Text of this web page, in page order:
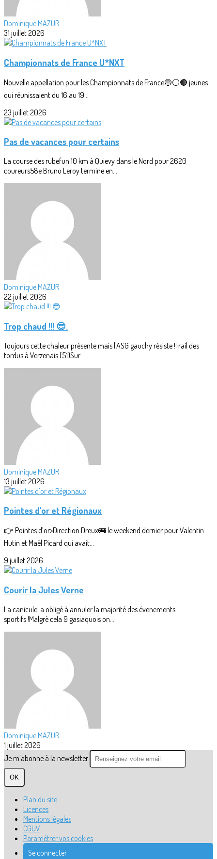
Dominique MAZUR
31 juillet 2026
Championnats de France U*NXT
Nouvelle appellation pour les Championnats de France🔵⚪🔴 jeunes
qui réunissaient du 16 au 19...
23 juillet 2026
Pas de vacances pour certains
La course des rubefun 10 km à Quievy dans le Nord pour 2620
coureurs58e Bruno Leroy termine en...
Dominique MAZUR
22 juillet 2026
Trop chaud !!! 😎.
Toujours cette chaleur présente mais l'ASG gauchy résiste !Trail des
tordus à Verzenais (51)Sur...
Dominique MAZUR
13 juillet 2026
Pointes d'or et Régionaux
👉 Pointes d’or>Direction Dreux🚌 le weekend dernier pour Valentin
Hutin et Maël Picard qui avait...
9 juillet 2026
Courir la Jules Verne
La canicule a obligé à annuler la majorité des évenements
sportifs !Malgrè cela 9 gasiaquois on...
Dominique MAZUR
1 juillet 2026
Je m'abonne à la newsletter
OK
Plan du site
Licences
Mentions légales
CGUV
Paramétrer vos cookies
Se connecter